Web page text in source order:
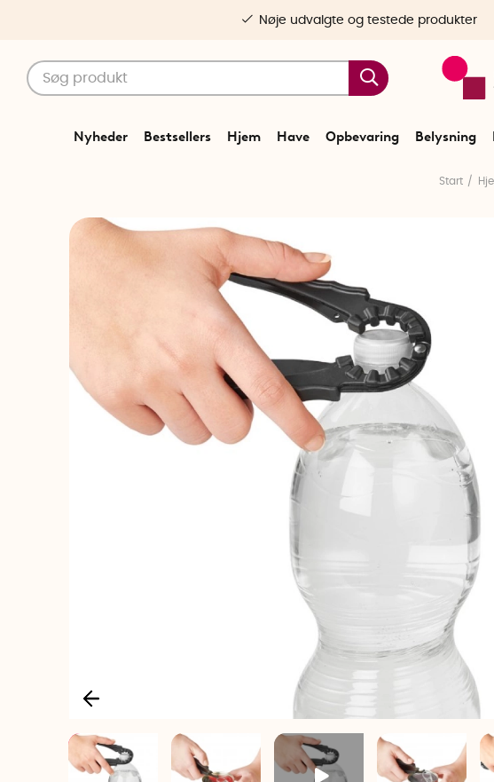
Nyheder Bestsellers Hjem Have Opbevaring Belysning
Nøje udvalgte og testede produkter
Start